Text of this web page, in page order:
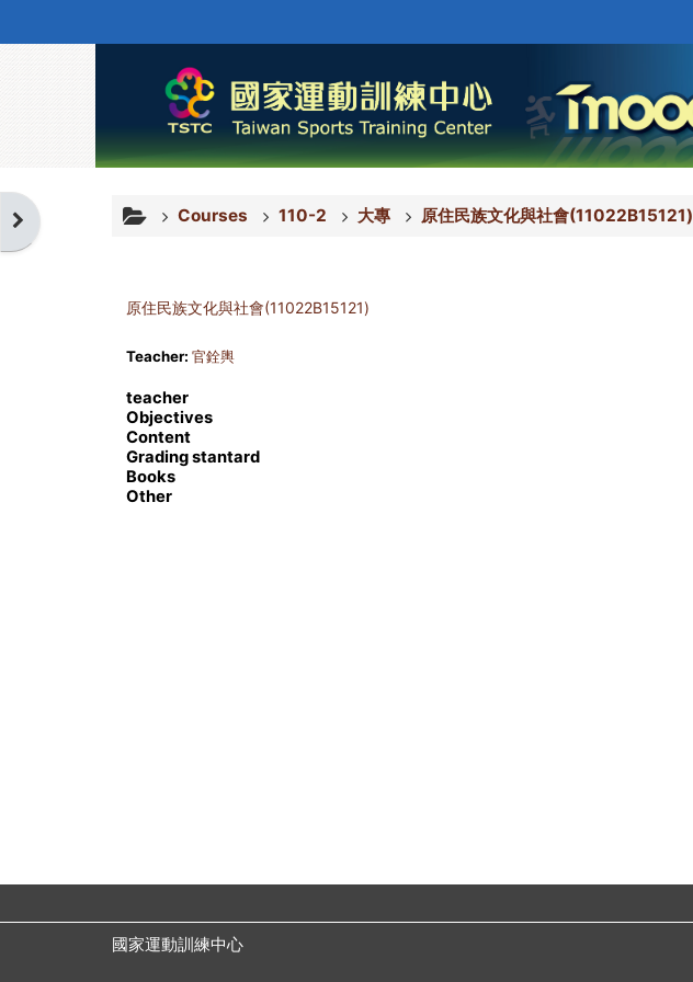
Open block drawer Courses 110-2 大專 原住民族文化與社會(11022B15121)
原住民族文化與社會(11022B15121)
Teacher: 官銓輿
teacher
Objectives
Content
Grading stantard
Books
Other
國家運動訓練中心